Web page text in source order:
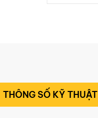
THÔNG SỐ KỸ THUẬT